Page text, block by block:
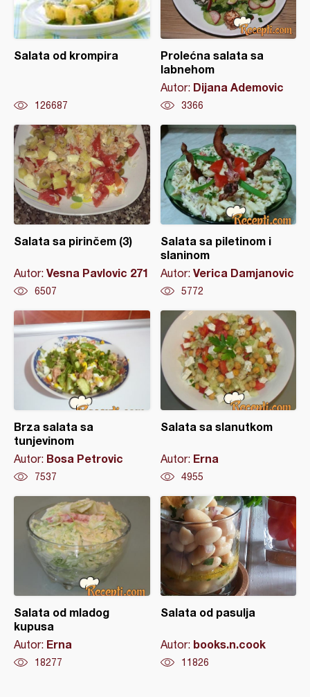
Salata od krompira
126687
Prolećna salata sa
labnehom
Autor: Dijana Ademovic
3366
Salata sa pirinčem (3)
Autor: Vesna Pavlovic 271
6507
Salata sa piletinom i
slaninom
Autor: Verica Damjanovic
5772
Brza salata sa
tunjevinom
Autor: Bosa Petrovic
7537
Salata sa slanutkom
Autor: Erna
4955
Salata od mladog
kupusa
Autor: Erna
18277
Salata od pasulja
Autor: books.n.cook
11826